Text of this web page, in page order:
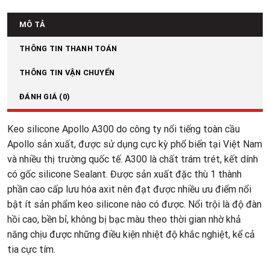
MÔ TẢ
THÔNG TIN THANH TOÁN
THÔNG TIN VẬN CHUYỂN
ĐÁNH GIÁ (0)
Keo silicone Apollo A300 do công ty nổi tiếng toàn cầu
Apollo sản xuất, được sử dụng cực kỳ phổ biến tại Việt Nam
và nhiều thị trường quốc tế. A300 là chất trám trét, kết dính
có gốc silicone Sealant. Được sản xuất đặc thù 1 thành
phần cao cấp lưu hóa axit nên đạt được nhiều ưu điểm nổi
bật ít sản phẩm keo silicone nào có được. Nổi trội là độ đàn
hồi cao, bền bỉ, không bị bạc màu theo thời gian nhờ khả
năng chịu được những điều kiện nhiệt độ khắc nghiệt, kể cả
tia cực tím.